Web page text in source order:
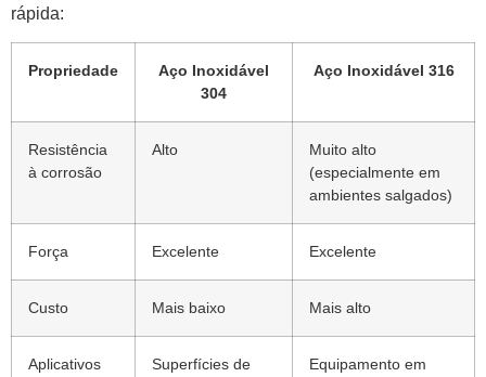
rápida:
Propriedade
Aço Inoxidável
304
Aço Inoxidável 316
Resistência
à corrosão
Alto
Muito alto
(especialmente em
ambientes salgados)
Força Excelente Excelente
Custo Mais baixo Mais alto
Aplicativos
Superfícies de
Equipamento em